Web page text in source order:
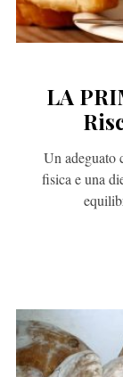
LA
Un adeguato
fisica e una